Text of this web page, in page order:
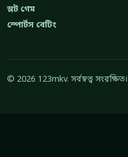
স্লট গেম
স্পোর্টস বেটিং
© 2026 123mkv. সর্বস্বত্ব সংরক্ষিত।